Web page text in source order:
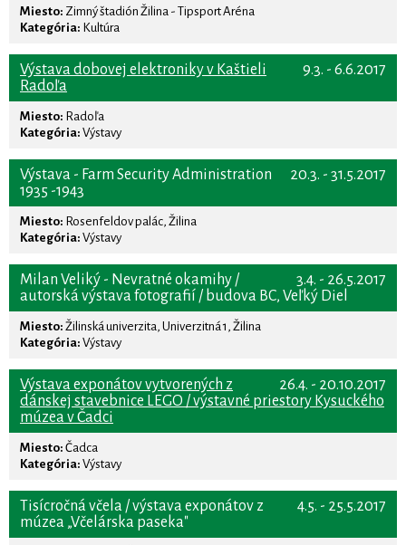
Miesto: Zimný štadión Žilina - Tipsport Aréna
Kategória: Kultúra
9.3. - 6.6.2017
Výstava dobovej elektroniky v Kaštieli
Radoľa
Miesto: Radoľa
Kategória: Výstavy
20.3. - 31.5.2017
Výstava - Farm Security Administration
1935 -1943
Miesto: Rosenfeldov palác, Žilina
Kategória: Výstavy
3.4. - 26.5.2017
Milan Veliký - Nevratné okamihy /
autorská výstava fotografií / budova BC, Veľký Diel
Miesto: Žilinská univerzita, Univerzitná 1, Žilina
Kategória: Výstavy
26.4. - 20.10.2017
Výstava exponátov vytvorených z
dánskej stavebnice LEGO / výstavné priestory Kysuckého
múzea v Čadci
Miesto: Čadca
Kategória: Výstavy
4.5. - 25.5.2017
Tisícročná včela / výstava exponátov z
múzea „Včelárska paseka"